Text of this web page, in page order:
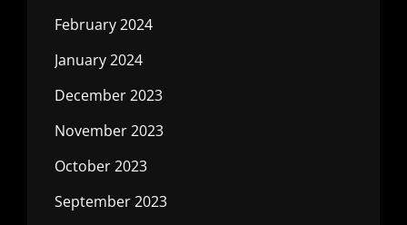
February 2024
January 2024
December 2023
November 2023
October 2023
September 2023